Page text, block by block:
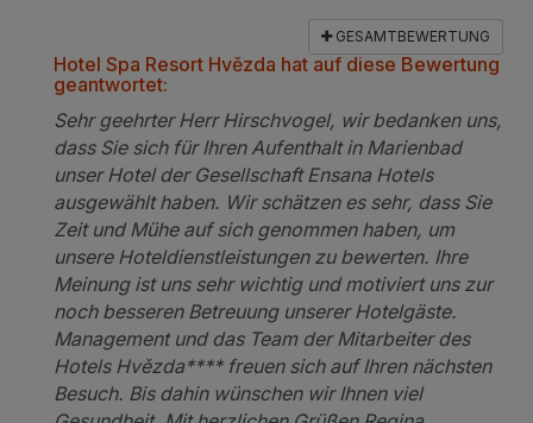
GESAMTBEWERTUNG
Hotel Spa Resort Hvězda hat auf diese Bewertung
geantwortet:
Sehr geehrter Herr Hirschvogel, wir bedanken uns,
dass Sie sich für Ihren Aufenthalt in Marienbad
unser Hotel der Gesellschaft Ensana Hotels
ausgewählt haben. Wir schätzen es sehr, dass Sie
Zeit und Mühe auf sich genommen haben, um
unsere Hoteldienstleistungen zu bewerten. Ihre
Meinung ist uns sehr wichtig und motiviert uns zur
noch besseren Betreuung unserer Hotelgäste.
Management und das Team der Mitarbeiter des
Hotels Hvězda**** freuen sich auf Ihren nächsten
Besuch. Bis dahin wünschen wir Ihnen viel